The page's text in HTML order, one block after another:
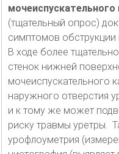
мочеиспускательного
(тщательный опрос)
симптомов обструкции
В ходе более
стенок нижней
мочеиспускательного
наружного отверстия
и к тому же может
риску травмы уретры.
урофлоуметрия